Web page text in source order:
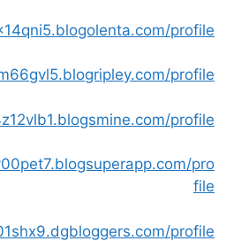
profile
profile
profile
pro
file
profile